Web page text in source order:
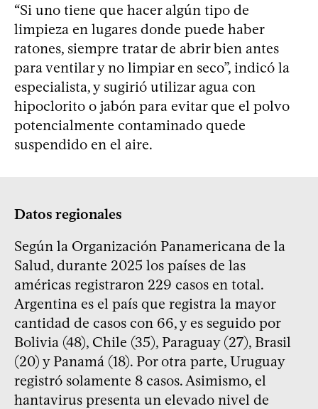
“Si uno tiene que hacer algún tipo de
limpieza en lugares donde puede haber
ratones, siempre tratar de abrir bien antes
para ventilar y no limpiar en seco”, indicó la
especialista, y sugirió utilizar agua con
hipoclorito o jabón para evitar que el polvo
potencialmente contaminado quede
suspendido en el aire.
Datos regionales
Según la Organización Panamericana de la
Salud, durante 2025 los países de las
américas registraron 229 casos en total.
Argentina es el país que registra la mayor
cantidad de casos con 66, y es seguido por
Bolivia (48), Chile (35), Paraguay (27), Brasil
(20) y Panamá (18). Por otra parte, Uruguay
registró solamente 8 casos. Asimismo, el
hantavirus presenta un elevado nivel de